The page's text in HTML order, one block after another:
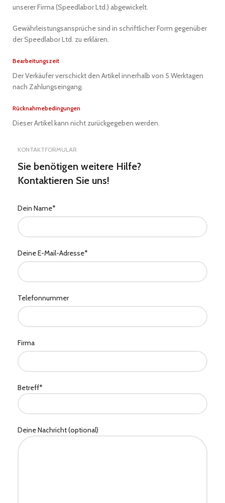
unserer Firma (Speedlabor Ltd.) abgewickelt.
Gewährleistungsansprüche sind in schriftlicher Form gegenüber
der Speedlabor Ltd. zu erklären.
Bearbeitungszeit
Der Verkäufer verschickt den Artikel innerhalb von 5 Werktagen
nach Zahlungseingang.
Rücknahmebedingungen
Dieser Artikel kann nicht zurückgegeben werden.
KONTAKTFORMULAR
Sie benötigen weitere Hilfe?
Kontaktieren Sie uns!
Dein Name*
Deine E-Mail-Adresse*
Telefonnummer
Firma
Betreff*
Deine Nachricht (optional)